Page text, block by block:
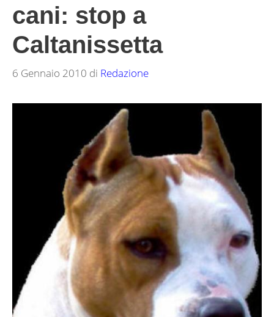
cani: stop a
Caltanissetta
6 Gennaio 2010 di Redazione